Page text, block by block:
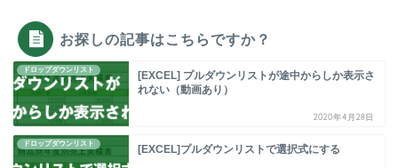
お探しの記事はこちらですか？
ドロップダウンリスト
[EXCEL] プルダウンリストが途中からしか表示さ
れない（動画あり）
2020年4月28日
ドロップダウンリスト [EXCEL]プルダウンリストで選択式にする